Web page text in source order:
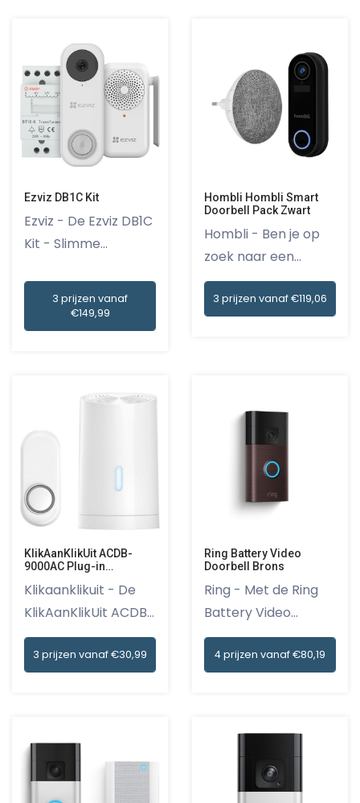
Ezviz DB1C Kit
Ezviz - De Ezviz DB1C
Kit - Slimme
3 prijzen vanaf
€149,99
Hombli Hombli Smart
Doorbell Pack Zwart
Hombli - Ben je op
zoek naar een
slimme deu...
3 prijzen vanaf €119,06
KlikAanKlikUit ACDB-
9000AC Plug-in
Klikaanklikuit - De
KlikAanKlikUit ACDB-
900...
3 prijzen vanaf €30,99
Ring Battery Video
Doorbell Brons
Ring - Met de Ring
Battery Video
Doorbell i...
4 prijzen vanaf €80,19